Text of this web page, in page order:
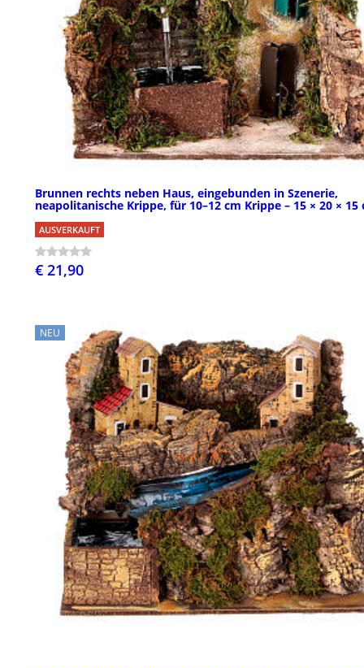
Brunnen rechts neben Haus, eingebunden in Szenerie,
neapolitanische Krippe, für 10–12 cm Krippe – 15 × 20 × 15
AUSVERKAUFT
€ 21,90
NEU